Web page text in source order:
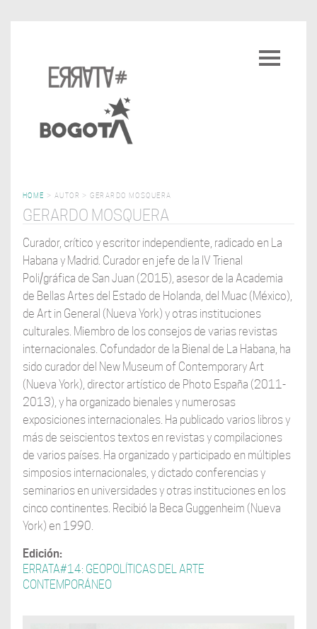
Toggle
HOME > AUTOR >GERARDO MOSQUERA
GERARDO MOSQUERA
Curador, crítico y escritor independiente, radicado en La
Habana y Madrid. Curador en jefe de la IV Trienal
Poli/gráfica de San Juan (2015), asesor de la Academia
de Bellas Artes del Estado de Holanda, del Muac (México),
de Art in General (Nueva York) y otras instituciones
culturales. Miembro de los consejos de varias revistas
internacionales. Cofundador de la Bienal de La Habana, ha
sido curador del New Museum of Contemporary Art
(Nueva York), director artístico de Photo España (2011-
2013), y ha organizado bienales y numerosas
exposiciones internacionales. Ha publicado varios libros y
más de seiscientos textos en revistas y compilaciones
de varios países. Ha organizado y participado en múltiples
simposios internacionales, y dictado conferencias y
seminarios en universidades y otras instituciones en los
cinco continentes. Recibió la Beca Guggenheim (Nueva
York) en 1990.
Edición:
ERRATA#14: GEOPOLÍTICAS DEL ARTE
CONTEMPORÁNEO